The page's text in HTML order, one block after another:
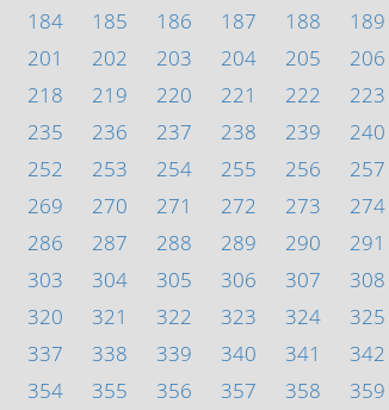
184 185 186 187 188 189
201 202 203 204 205 206
218 219 220 221 222 223
235 236 237 238 239 240
252 253 254 255 256 257
269 270 271 272 273 274
286 287 288 289 290 291
303 304 305 306 307 308
320 321 322 323 324 325
337 338 339 340 341 342
354 355 356 357 358 359